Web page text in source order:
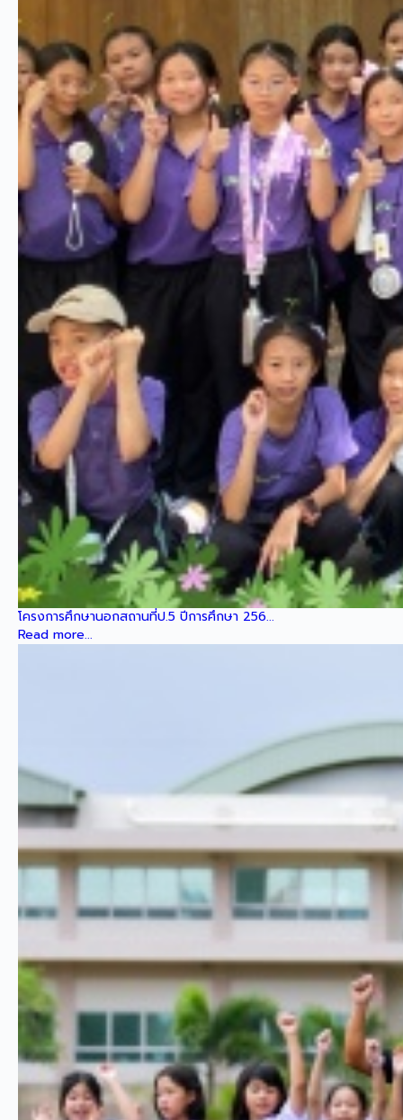
โครงการศึกษานอกสถานที่ป.5 ปีการศึกษา 256...
Read more...